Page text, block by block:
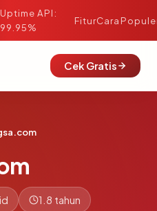
Uptime API:
99.95%
FiturCara
Cek Gratis
1.8 tahun